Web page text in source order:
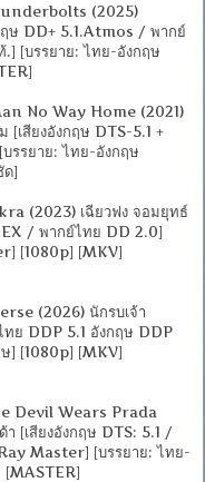
(2025)
ฤษ DD+ 5.1.Atmos / พากย์
[บรรยาย: ไทย-อังกฤษ
No Way Home (2021)
[เสียงอังกฤษ DTS-5.1 +
รรยาย: ไทย-อังกฤษ
ด]
(2023) เฉียวฟง จอมยุทธ์
/ พากย์ไทย DD 2.0]
[1080p] [MKV]
(2026) นักรบเจ้า
ย DDP 5.1 อังกฤษ DDP
ษ] [1080p] [MKV]
Devil Wears Prada
[เสียงอังกฤษ DTS: 5.1 /
Master] [บรรยาย: ไทย-